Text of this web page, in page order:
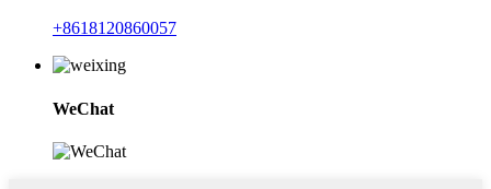
+8618120860057
WeChat